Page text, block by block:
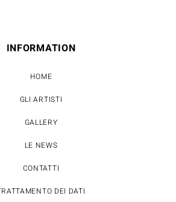
INFORMATION
HOME
GLI ARTISTI
GALLERY
LE NEWS
CONTATTI
DEI DATI